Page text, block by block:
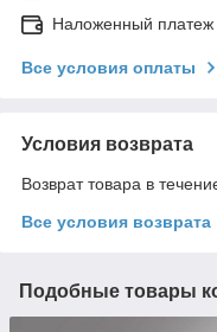
Наложенный платеж
Все условия оплаты
Условия возврата
Возврат товара в
Все условия возврата
Подобные товары